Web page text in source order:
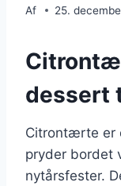
Af 25.
dessert
Citrontærte er
pryder bordet
nytårsfester.